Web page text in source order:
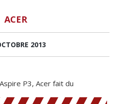
ACER
2013
P3, Acer fait du